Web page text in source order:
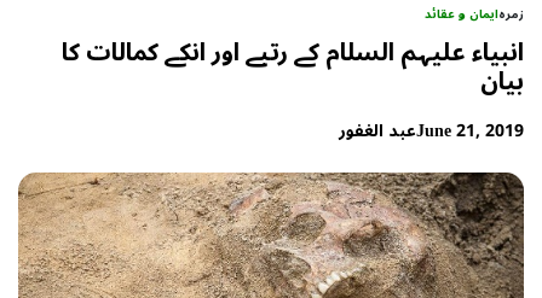
زمرہایمان و عقائد
انبیاء علیہم السلام کے رتبے اور انکے کمالات کا
بیان
June 21, 2019عبد الغفور